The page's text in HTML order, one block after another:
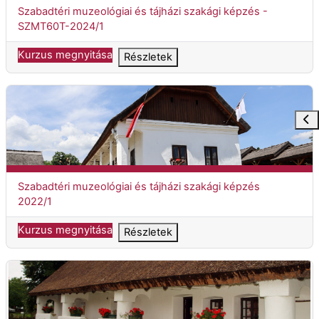
Kurzuscím
Szabadtéri muzeológiai és tájházi szakági képzés -
SZMT60T-2024/1
Kurzus megnyitása Részletek
Szabadtéri muzeológiai és tájházi szakági képzés 2022/1
Kurzuscím
Szabadtéri muzeológiai és tájházi szakági képzés
2022/1
Kurzus megnyitása Részletek
Szabadtéri muzeológiai és tájházi szakági képzés 2023